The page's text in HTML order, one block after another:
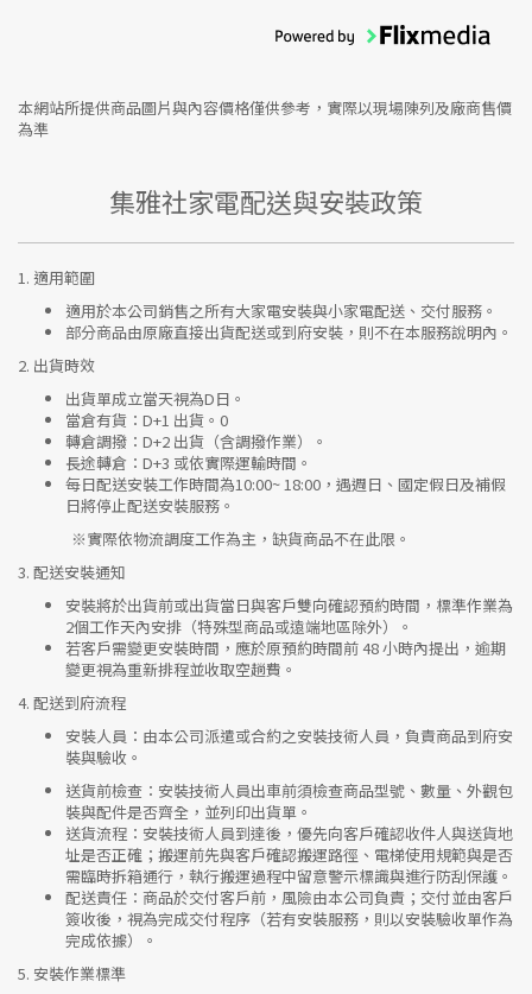
本網站所提供商品圖片與內容價格僅供參考，實際以現場陳列及廠商售價
為準
集雅社家電配送與安裝政策
1. 適用範圍
適用於本公司銷售之所有大家電安裝與小家電配送、交付服務。
部分商品由原廠直接出貨配送或到府安裝，則不在本服務說明內。
2. 出貨時效
出貨單成立當天視為D日。
當倉有貨： D+1 出貨。0
轉倉調撥： D+2 出貨（含調撥作業）。
長途轉倉： D+3 或依實際運輸時間。
每日配送安裝工作時間為10:00~ 18:00，遇週日、國定假日及補假
日將停止配送安裝服務。
※實際依物流調度工作為主，缺貨商品不在此限。
3. 配送安裝通知
安裝將於出貨前或出貨當日與客戶雙向確認預約時間，標準作業為
2個工作天內安排（特殊型商品或遠端地區除外）。
若客戶需變更安裝時間，應於原預約時間前 48 小時內提出，逾期
變更視為重新排程並收取空趟費。
4. 配送到府流程
安裝人員 ：由本公司派遣或合約之安裝技術人員，負責商品到府安
裝與驗收。
送貨前檢查 ：安裝技術人員出車前須檢查商品型號、數量、外觀包
裝與配件是否齊全，並列印出貨單。
送貨流程 ：安裝技術人員到達後，優先向客戶確認收件人與送貨地
址是否正確；搬運前先與客戶確認搬運路徑、電梯使用規範與是否
需臨時拆箱通行，執行搬運過程中留意警示標識與進行防刮保護。
配送責任 ：商品於交付客戶前，風險由本公司負責；交付並由客戶
簽收後，視為完成交付程序（若有安裝服務，則以安裝驗收單作為
完成依據）。
5. 安裝作業標準